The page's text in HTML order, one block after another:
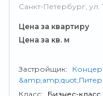
Санкт-Петербург, ул.
Цена за квартиру
Цена за кв. м
Застройщик:
Класс:
Бизнес-класс